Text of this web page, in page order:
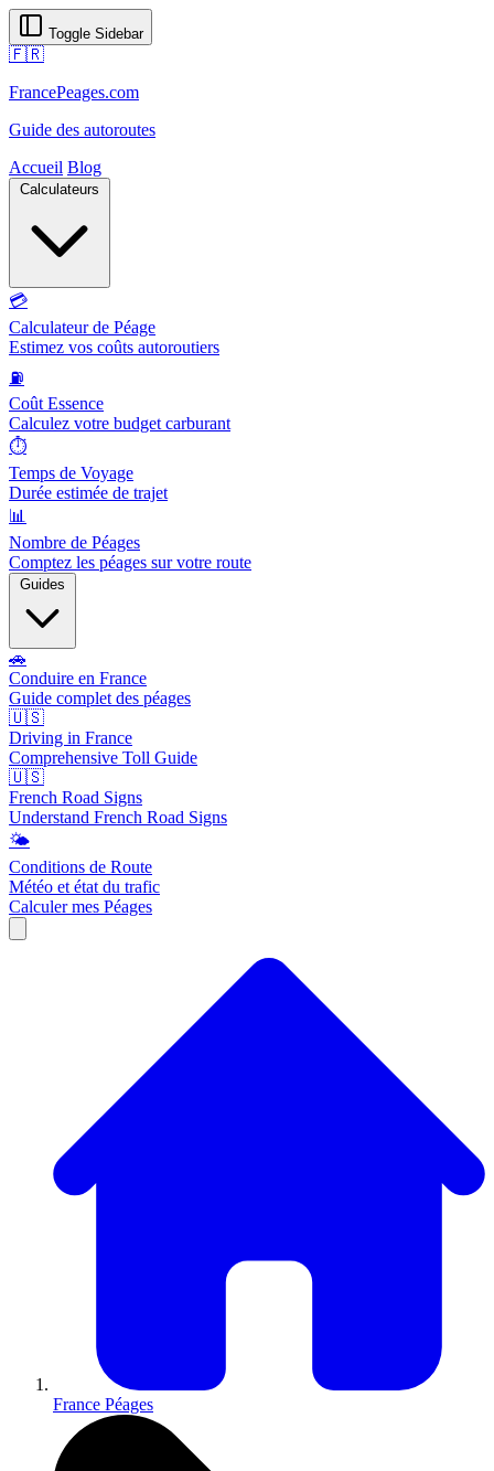
Toggle Sidebar
🇫🇷
FrancePeages.com
Guide des autoroutes
Accueil Blog
Calculateurs
💳
Calculateur de Péage
Estimez vos coûts autoroutiers
⛽
Coût Essence
Calculez votre budget carburant
⏱️
Temps de Voyage
Durée estimée de trajet
📊
Nombre de Péages
Comptez les péages sur votre route
Guides
🚗
Conduire en France
Guide complet des péages
🇺🇸
Driving in France
Comprehensive Toll Guide
🇺🇸
French Road Signs
Understand French Road Signs
🌤️
Conditions de Route
Météo et état du trafic
Calculer mes Péages
France Péages